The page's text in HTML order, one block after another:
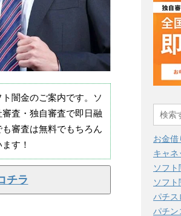
闇金のご案内です。ソ
査・独自審査で即日融
審査は無料でもちろん
す！
チラ
お金借
キャネ
ソフト
ソフ
パチス
パチン